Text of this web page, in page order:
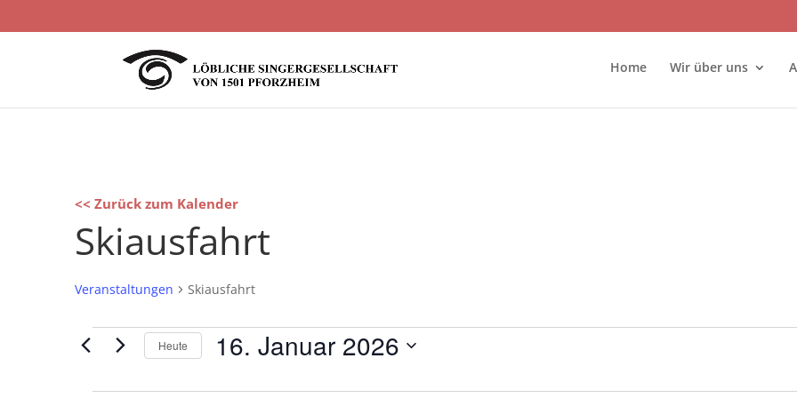
Home Wir über uns
<< Zurück zum Kalender
Skiausfahrt
Veranstaltungen Skiausfahrt
Veranstaltungen
für
16.
Heute 16. Januar 2026
wählen.